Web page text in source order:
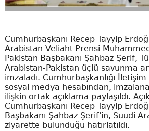
Cumhurbaşkanı Recep Tayyip
Arabistan Veliaht Prensi
Pakistan Başbakanı Şahbaz Şerif,
Arabistan-Pakistan üçlü savunma
imzaladı. Cumhurbaşkanlığı İletişim
sosyal medya hesabından,
ilişkin ortak açıklama paylaşıldı.
Cumhurbaşkanı Recep Tayyip
Başbakanı Şahbaz Şerif'in, Suudi
ziyarette bulunduğu hatırlatıldı.